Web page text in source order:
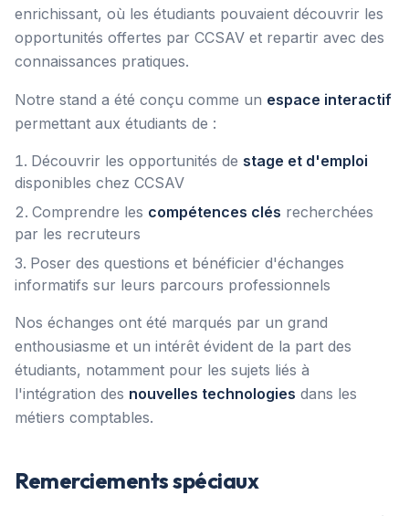
enrichissant, où les étudiants pouvaient découvrir les
opportunités offertes par CCSAV et repartir avec des
connaissances pratiques.
Notre stand a été conçu comme un espace interactif
permettant aux étudiants de :
Découvrir les opportunités de stage et d'emploi
disponibles chez CCSAV
Comprendre les compétences clés recherchées
par les recruteurs
Poser des questions et bénéficier d'échanges
informatifs sur leurs parcours professionnels
Nos échanges ont été marqués par un grand
enthousiasme et un intérêt évident de la part des
étudiants, notamment pour les sujets liés à
l'intégration des nouvelles technologies dans les
métiers comptables.
Remerciements spéciaux